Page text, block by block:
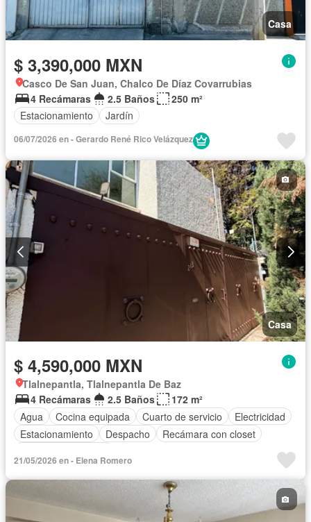
Casa
$ 3,390,000 MXN
Casco De San Juan, Chalco De Díaz Covarrubias
4 Recámaras
2.5 Baños
250 m²
Estacionamiento
Jardín
06/07/2026 en - Gerardo René Rico Velázquez
Casa
$ 4,590,000 MXN
Tlalnepantla, Tlalnepantla De Baz
4 Recámaras
2.5 Baños
172 m²
Agua
Cocina equipada Cuarto de servicio
Electricidad
Estacionamiento
Despacho
Recámara con closet
21/05/2026 en - Elena Romero